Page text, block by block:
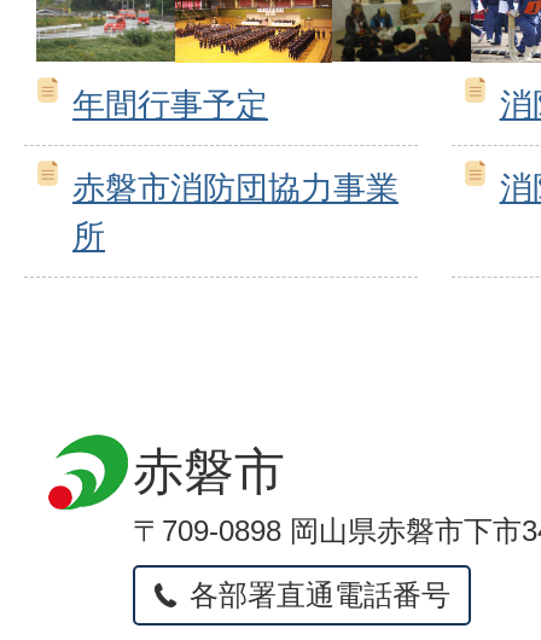
年間行事予定 消
赤磐市消防団協力事業
所
消
赤磐市
〒709-0898 岡山県赤磐市下市
各部署直通電話番号